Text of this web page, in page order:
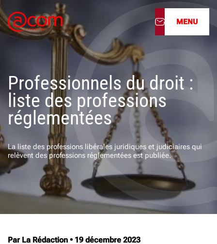
À propos
Nos services
Nos cabinets
Nos filiales
Actualités
Nous rejoindre
MENU
Professionnels du droit :
liste des professions
réglementées
La liste des professions libérales juridiques et judiciaires qui
relèvent des professions réglementées est publiée.
Par La Rédaction • 19 décembre 2023